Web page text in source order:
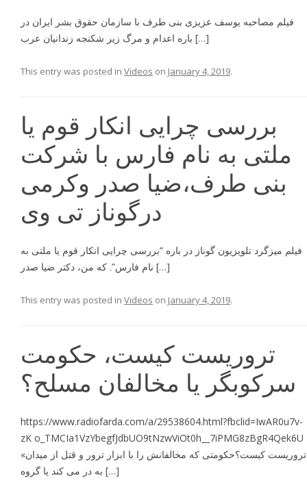
فيلم مصاحبه یوسف عزیزی بنی طرف با سازمان حقوق بشر ايران در
باره اعدام و مرگ زير شكنجه زندانيان عرب […]
This entry was posted in Videos on January 4, 2019.
بررسی چرایی انکار قوم یا
ملتی به نام فارس با شرکت
بنی طرف،ضیا صدر وکرمی
درگوناز تی وی
فيلم ميزگرد تلويزيون گوناز در باره “بررسى چرايى انكار قوم يا ملتى به
نام فارس”. كه من، دكتر ضيا صدر […]
This entry was posted in Videos on January 4, 2019.
تروریست کیست، حکومت
سرکوبگر یا مخالفان مسلح؟
https://www.radiofarda.com/a/29538604.html?fbclid=IwAR0u7v-
zK o_TMCIa1VzYbegfJdbUO9tNzwViOt0h__7iPMG8zBgR4Qek6U
«تروریست کیست؟حکومتی که مخالفانش را با ابزار ترور و قتل از میدان
به در می کند یا گروه […]